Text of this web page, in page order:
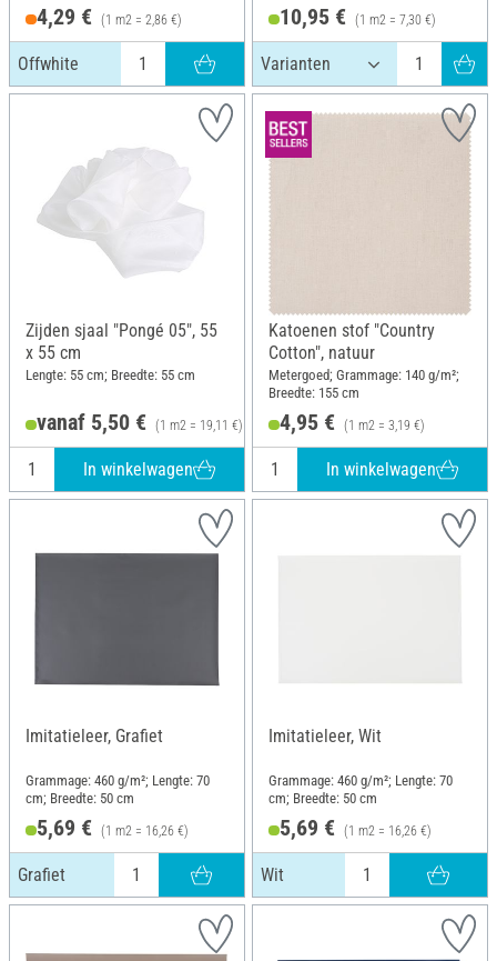
4,29 € (1 m2 = 2,86 €)
Offwhite
10,95 € (1 m2 = 7,30 €)
Zijden sjaal "Pongé 05", 55
x 55 cm
Lengte: 55 cm; Breedte: 55 cm
vanaf 5,50 € (1 m2 = 19,11 €)
In winkelwagen
Katoenen stof "Country
Cotton", natuur
Metergoed; Grammage: 140 g/m²;
Breedte: 155 cm
4,95 € (1 m2 = 3,19 €)
In winkelwagen
Imitatieleer, Grafiet
Grammage: 460 g/m²; Lengte: 70
cm; Breedte: 50 cm
5,69 € (1 m2 = 16,26 €)
Grafiet
Imitatieleer, Wit
Grammage: 460 g/m²; Lengte: 70
cm; Breedte: 50 cm
5,69 € (1 m2 = 16,26 €)
Wit